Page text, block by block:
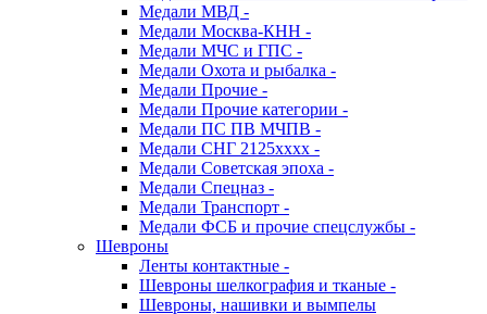
Медали МВД -
Медали Москва-КНН -
Медали МЧС и ГПС -
Медали Охота и рыбалка -
Медали Прочие -
Медали Прочие категории -
Медали ПС ПВ МЧПВ -
Медали СНГ 2125хххх -
Медали Советская эпоха -
Медали Спецназ -
Медали Транспорт -
Медали ФСБ и прочие спецслужбы -
Шевроны
Ленты контактные -
Шевроны шелкография и тканые -
Шевроны, нашивки и вымпелы